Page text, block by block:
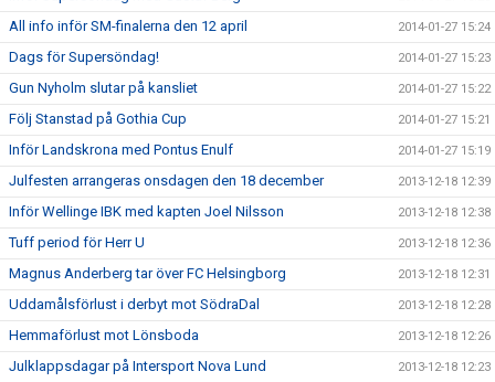
All info inför SM-finalerna den 12 april 2014-01-27 15:24
Dags för Supersöndag! 2014-01-27 15:23
Gun Nyholm slutar på kansliet 2014-01-27 15:22
Följ Stanstad på Gothia Cup 2014-01-27 15:21
Inför Landskrona med Pontus Enulf 2014-01-27 15:19
Julfesten arrangeras onsdagen den 18 december 2013-12-18 12:39
Inför Wellinge IBK med kapten Joel Nilsson 2013-12-18 12:38
Tuff period för Herr U 2013-12-18 12:36
Magnus Anderberg tar över FC Helsingborg 2013-12-18 12:31
Uddamålsförlust i derbyt mot SödraDal 2013-12-18 12:28
Hemmaförlust mot Lönsboda 2013-12-18 12:26
Julklappsdagar på Intersport Nova Lund 2013-12-18 12:23